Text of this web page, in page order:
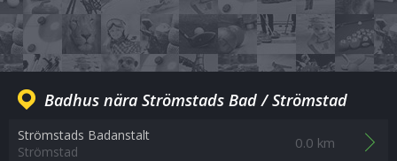
Badhus nära Strömstads Bad / Strömstad
Strömstads Badanstalt
Strömstad
0.0 km